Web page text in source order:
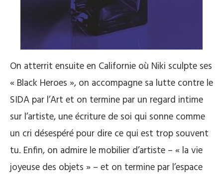
On atterrit ensuite en Californie où Niki sculpte ses
« Black Heroes », on accompagne sa lutte contre le
SIDA par l’Art et on termine par un regard intime
sur l’artiste, une écriture de soi qui sonne comme
un cri désespéré pour dire ce qui est trop souvent
tu. Enfin, on admire le mobilier d’artiste – « la vie
joyeuse des objets » – et on termine par l’espace